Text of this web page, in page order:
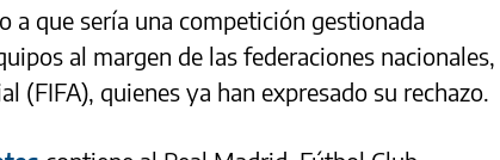
a que sería una competición gestionada
al margen de las federaciones nacionales,
(FIFA), quienes ya han expresado su rechazo.